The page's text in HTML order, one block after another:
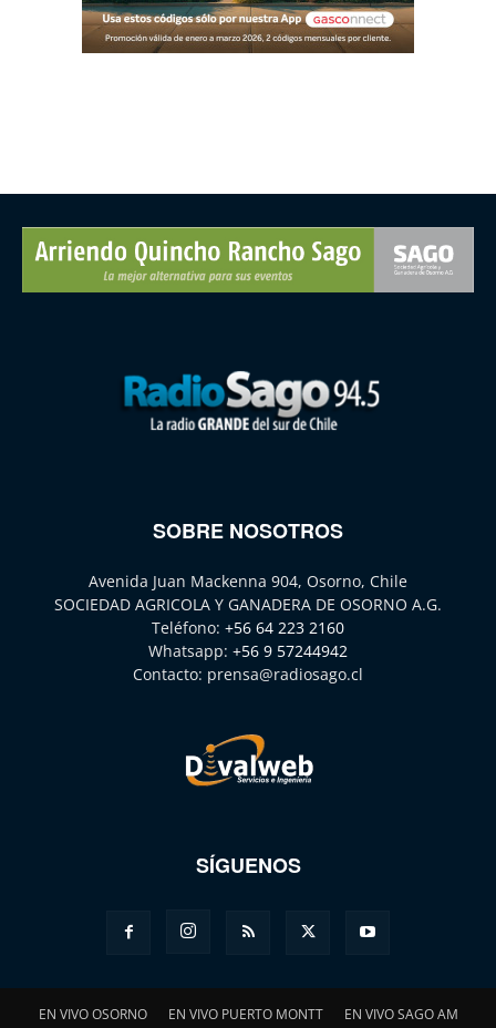
SOBRE NOSOTROS
Avenida Juan Mackenna 904, Osorno, Chile
SOCIEDAD AGRICOLA Y GANADERA DE OSORNO A.G.
Teléfono: +56 64 223 2160
Whatsapp: +56 9 57244942
Contacto: prensa@radiosago.cl
SÍGUENOS
EN VIVO OSORNO EN VIVO PUERTO MONTT EN VIVO SAGO AM